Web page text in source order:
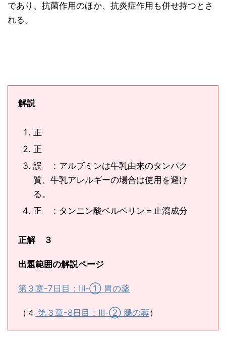
であり、抗菌作用のほか、抗炎症作用も併せ持つとさ
れる。
解説
正
正
誤 ：アルブミンは牛乳由来のタンパク
質、牛乳アレルギーの場合は使用を避け
る。
正 ：タンニン酸ベルベリン＝止瀉成分
正解 ３
出題範囲の解説ページ
第３章-7日目：Ⅲ-① 胃の薬
（４ 第３章-8日目：Ⅲ-② 腸の薬）